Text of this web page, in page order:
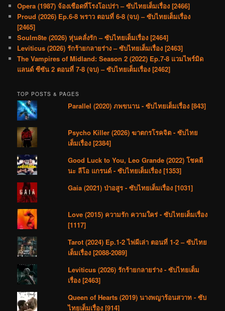
Opera (1987) จ้องเชือดที่โรงโอเปร่า – ซับไทยเต็มเรื่อง [2466]
Proud (2026) Ep.6-8 พราว ตอนที่ 6-8 (จบ) – ซับไทยเต็มเรื่อง
[2465]
Soulm8te (2026) หุ่นคลั่งรัก – ซับไทยเต็มเรื่อง [2464]
Leviticus (2026) รักร้ายกลายร่าง – ซับไทยเต็มเรื่อง [2463]
The Vampires of Midland: Season 2 (2022) Ep.7-8 แวมไพร์มิด
แลนด์ ซีซัน 2 ตอนที่ 7-8 (จบ) – ซับไทยเต็มเรื่อง [2462]
TOP POSTS & PAGES
Parallel (2020) ภพขนาน - ซับไทยเต็มเรื่อง [843]
Psycho Killer (2026) ฆาตกรโรคจิต - ซับไทย
เต็มเรื่อง [2384]
Good Luck to You, Leo Grande (2022) โชคดี
นะ ลีโอ แกรนด์ - ซับไทยเต็มเรื่อง [1353]
Gaia (2021) ป่าอสูร - ซับไทยเต็มเรื่อง [1031]
Love (2015) ความรัก ความใคร่ - ซับไทยเต็มเรื่อง
[1117]
Tarot (2024) Ep.1-2 ไพ่ผีเล่า ตอนที่ 1-2 – ซับไทย
เต็มเรื่อง [2088-2089]
Leviticus (2026) รักร้ายกลายร่าง - ซับไทยเต็ม
เรื่อง [2463]
Queen of Hearts (2019) นางพญาร้อนสวาท - ซับ
ไทยเต็มเรื่อง [914]